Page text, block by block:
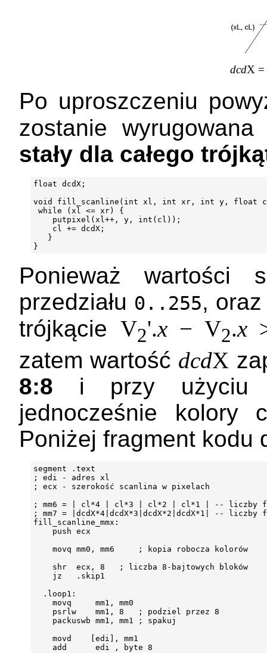
dcdX =
Po uproszczeniu
zostanie
stały dla całego
float dcdX;
void fill_scanline(int xl, int xr, int y, float
while (xl <= xr) {
    putpixel(xl++, y, int(cl));
    cl += dcdX;
   }
Ponieważ wartości
przedziału 0..255,
trójkącie V2'.x− V2.x
zatem wartość dcdX
8:8 i przy użyciu
jednocześnie kolory
Poniżej fragment kodu
segment .text
; edi - adres xl
; ecx - szerokość scanlina w pixelach
; mm6 = | cl*4 | cl*3 | cl*2 | cl*1 | -- liczby
; mm7 = |dcdX*4|dcdX*3|dcdX*2|dcdX*1| --
fill_scanline_mmx:
    push ecx
    movq mm0, mm6     ; kopia robocza kolorów
    shr  ecx, 8   ; liczba 8-bajtowych bloków
    jz   .skip1
  .loop1:
    movq     mm1, mm0
    psrlw    mm1, 8   ; podziel przez 8
    packuswb mm1, mm1 ; spakuj
    movd    [edi], mm1
    add      edi , byte 8